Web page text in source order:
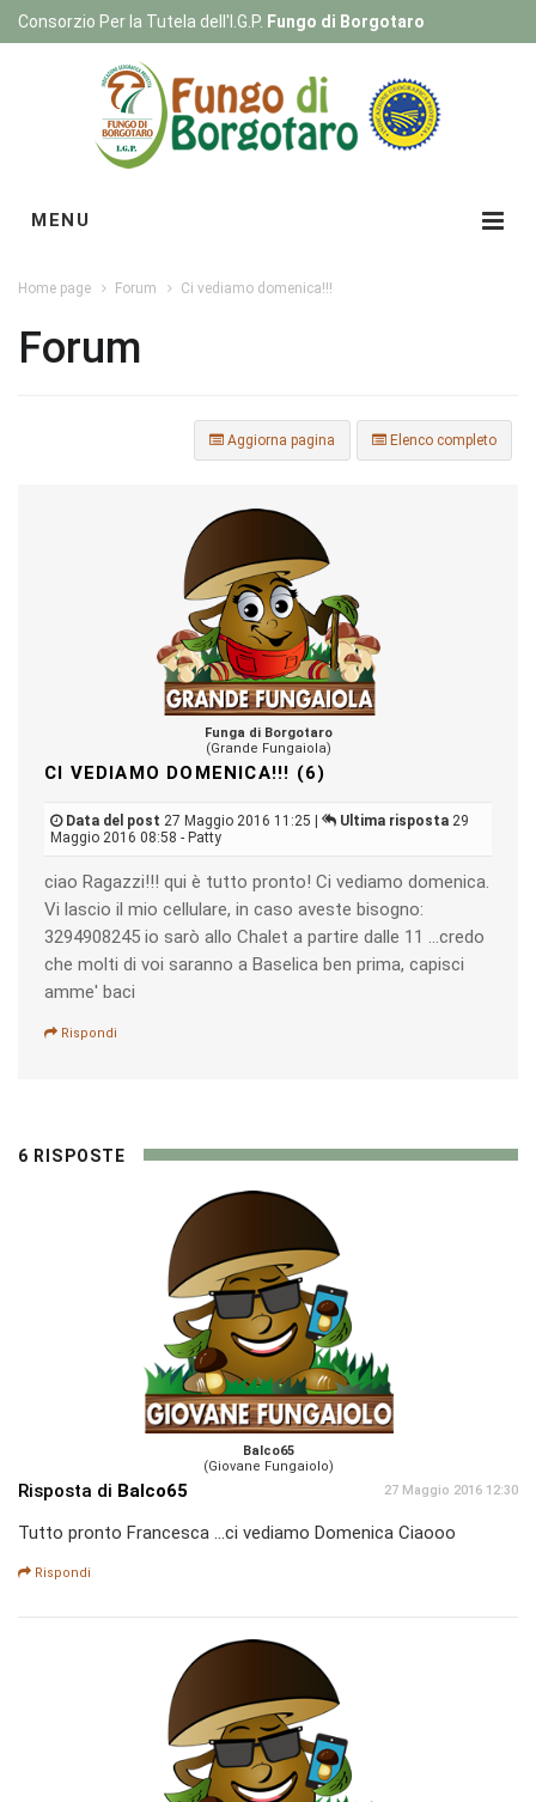
Consorzio Per la Tutela dell'I.G.P. Fungo di Borgotaro
MENU
Home page Forum Ci vediamo domenica!!!
Forum
Elenco completo
Aggiorna pagina
Funga di Borgotaro
(Grande Fungaiola)
CI VEDIAMO DOMENICA!!! (6)
Data del post 27 Maggio 2016 11:25 | Ultima risposta 29
Maggio 2016 08:58 - Patty
ciao Ragazzi!!! qui è tutto pronto! Ci vediamo domenica.
Vi lascio il mio cellulare, in caso aveste bisogno:
3294908245 io sarò allo Chalet a partire dalle 11 ...credo
che molti di voi saranno a Baselica ben prima, capisci
amme' baci
Rispondi
6 RISPOSTE
Balco65
(Giovane Fungaiolo)
Risposta di Balco65 27 Maggio 2016 12:30
Tutto pronto Francesca ...ci vediamo Domenica Ciaooo
Rispondi